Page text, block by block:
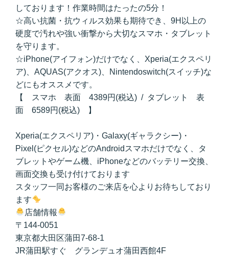
しております！作業時間はたったの5分！
☆高い抗菌・抗ウィルス効果も期待でき、9H以上の
硬度で汚れや強い衝撃から大切なスマホ・タブレット
を守ります。
☆iPhone(アイフォン)だけでなく、Xperia(エクスペリ
ア)、AQUAS(アクオス)、Nintendoswitch(スイッチ)な
どにもオススメです。
【 スマホ 表面 4389円(税込) / タブレット 表
面 6589円(税込) 】
Xperia(エクスペリア)・Galaxy(ギャラクシー)・
Pixel(ピクセル)などのAndroidスマホだけでなく、タ
ブレットやゲーム機、iPhoneなどのバッテリー交換、
画面交換も受け付けております
スタッフ一同お客様のご来店を心よりお待ちしており
ます
店舗情報
〒144-0051
東京都大田区蒲田7-68-1
JR蒲田駅すぐ グランデュオ蒲田西館4F